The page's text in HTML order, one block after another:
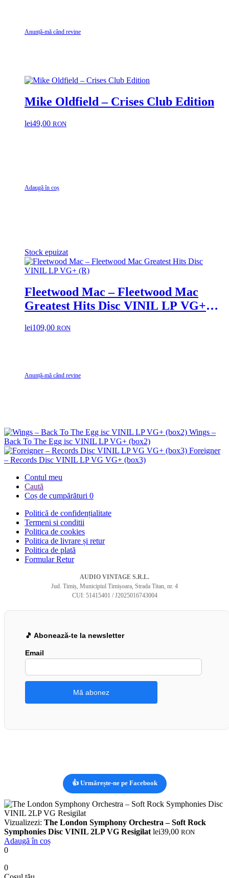
Anunță-mă când revine
Mike Oldfield – Crises Club Edition
lei49,00 RON
Adaugă în coș
Stock epuizat
Fleetwood Mac – Fleetwood Mac
Greatest Hits Disc VINIL LP VG+
lei109,00 RON
Anunță-mă când revine
Wings –
Back To The Egg isc VINIL LP VG+ (box2)
Foreigner
– Records Disc VINIL LP VG VG+ (box3)
Contul meu
Caută
Coș de cumpărături 0
Politică de confidențialitate
Termeni si conditii
Politica de cookies
Politica de livrare și retur
Politica de plată
Formular Retur
AUDIO VINTAGE S.R.L.
Jud. Timiș, Municipiul Timișoara, Strada Titan, nr. 4
CUI: 51415401 / J2025016743004
🎵 Abonează-te la newsletter
Email
👍 Urmărește-ne pe Facebook
Vizualizezi: The London Symphony Orchestra – Soft Rock
Symphonies Disc VINIL 2LP VG Resigilat lei39,00 RON
Adaugă în coș
0
0